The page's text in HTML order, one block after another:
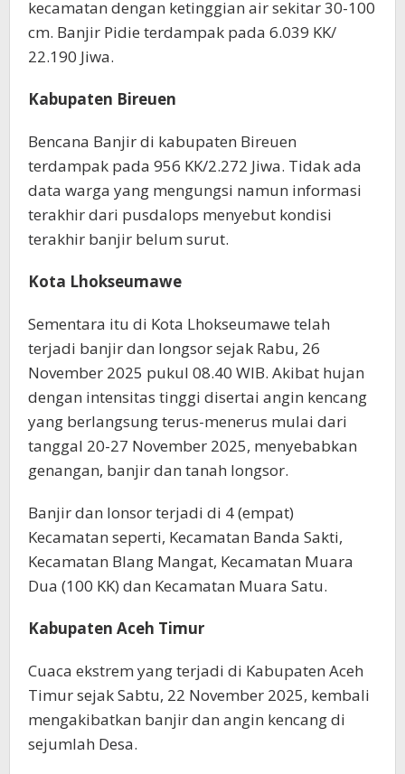
kecamatan dengan ketinggian air sekitar 30-100
cm. Banjir Pidie terdampak pada 6.039 KK/
22.190 Jiwa.
Kabupaten Bireuen
Bencana Banjir di kabupaten Bireuen
terdampak pada 956 KK/2.272 Jiwa. Tidak ada
data warga yang mengungsi namun informasi
terakhir dari pusdalops menyebut kondisi
terakhir banjir belum surut.
Kota Lhokseumawe
Sementara itu di Kota Lhokseumawe telah
terjadi banjir dan longsor sejak Rabu, 26
November 2025 pukul 08.40 WIB. Akibat hujan
dengan intensitas tinggi disertai angin kencang
yang berlangsung terus-menerus mulai dari
tanggal 20-27 November 2025, menyebabkan
genangan, banjir dan tanah longsor.
Banjir dan lonsor terjadi di 4 (empat)
Kecamatan seperti, Kecamatan Banda Sakti,
Kecamatan Blang Mangat, Kecamatan Muara
Dua (100 KK) dan Kecamatan Muara Satu.
Kabupaten Aceh Timur
Cuaca ekstrem yang terjadi di Kabupaten Aceh
Timur sejak Sabtu, 22 November 2025, kembali
mengakibatkan banjir dan angin kencang di
sejumlah Desa.